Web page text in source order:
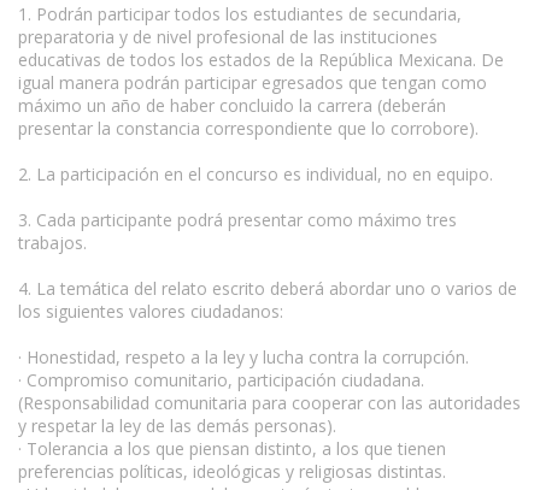
1. Podrán participar todos los estudiantes de secundaria,
preparatoria y de nivel profesional de las instituciones
educativas de todos los estados de la República Mexicana. De
igual manera podrán participar egresados que tengan como
máximo un año de haber concluido la carrera (deberán
presentar la constancia correspondiente que lo corrobore).
2. La participación en el concurso es individual, no en equipo.
3. Cada participante podrá presentar como máximo tres
trabajos.
4. La temática del relato escrito deberá abordar uno o varios de
los siguientes valores ciudadanos:
· Honestidad, respeto a la ley y lucha contra la corrupción.
· Compromiso comunitario, participación ciudadana.
(Responsabilidad comunitaria para cooperar con las autoridades
y respetar la ley de las demás personas).
· Tolerancia a los que piensan distinto, a los que tienen
preferencias políticas, ideológicas y religiosas distintas.